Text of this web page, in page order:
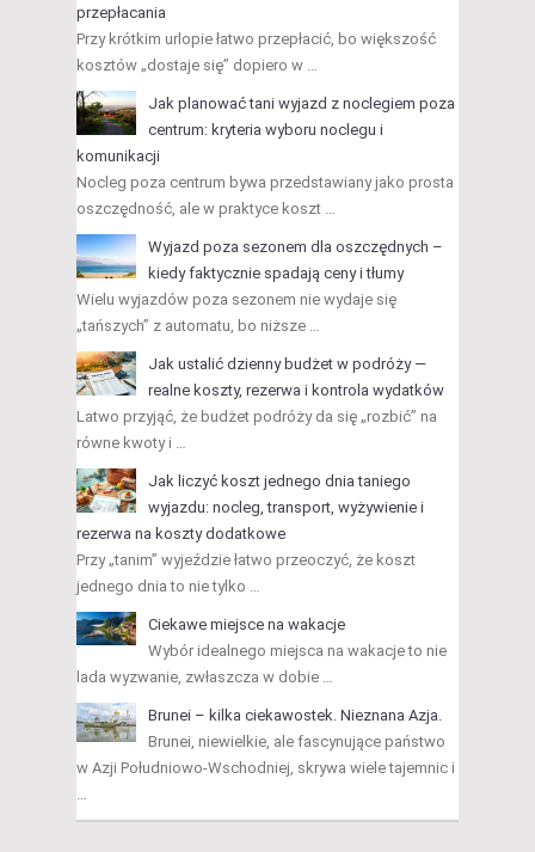
przepłacania
Przy krótkim urlopie łatwo przepłacić, bo większość
kosztów „dostaje się” dopiero w …
Jak planować tani wyjazd z noclegiem poza
centrum: kryteria wyboru noclegu i
komunikacji
Nocleg poza centrum bywa przedstawiany jako prosta
oszczędność, ale w praktyce koszt …
Wyjazd poza sezonem dla oszczędnych –
kiedy faktycznie spadają ceny i tłumy
Wielu wyjazdów poza sezonem nie wydaje się
„tańszych” z automatu, bo niższe …
Jak ustalić dzienny budżet w podróży —
realne koszty, rezerwa i kontrola wydatków
Latwo przyjąć, że budżet podróży da się „rozbić” na
równe kwoty i …
Jak liczyć koszt jednego dnia taniego
wyjazdu: nocleg, transport, wyżywienie i
rezerwa na koszty dodatkowe
Przy „tanim” wyjeździe łatwo przeoczyć, że koszt
jednego dnia to nie tylko …
Ciekawe miejsce na wakacje
Wybór idealnego miejsca na wakacje to nie
lada wyzwanie, zwłaszcza w dobie …
Brunei – kilka ciekawostek. Nieznana Azja.
Brunei, niewielkie, ale fascynujące państwo
w Azji Południowo-Wschodniej, skrywa wiele tajemnic i